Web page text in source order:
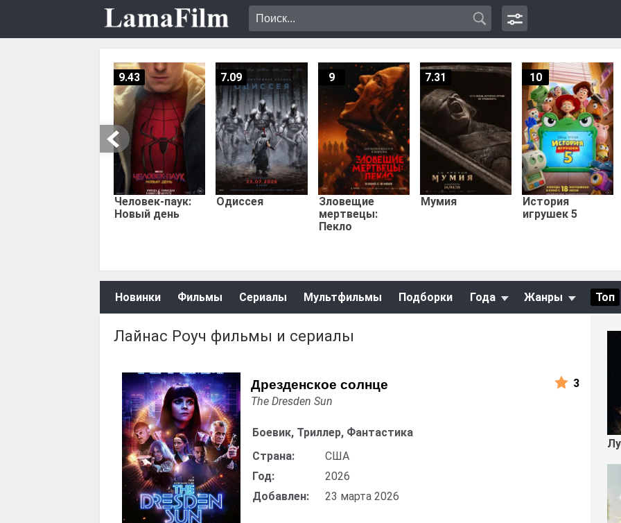
Человек-паук:
Новый день
9.43
Одиссея
7.09
Зловещие
мертвецы:
Пекло
9
Мумия
7.31
История
игрушек 5
10
Новинки Фильмы Сериалы Мультфильмы Подборки Года Жанры Топ
Лайнас Роуч фильмы и сериалы
Дрезденское солнце
The Dresden Sun
Боевик, Триллер, Фантастика
Страна:
США
Год:
2026
Добавлен:
23 марта 2026
3